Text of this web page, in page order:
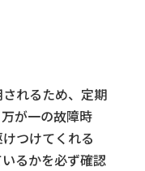
れるため、定期
が一の故障時
つけてくれる
るかを必ず確認